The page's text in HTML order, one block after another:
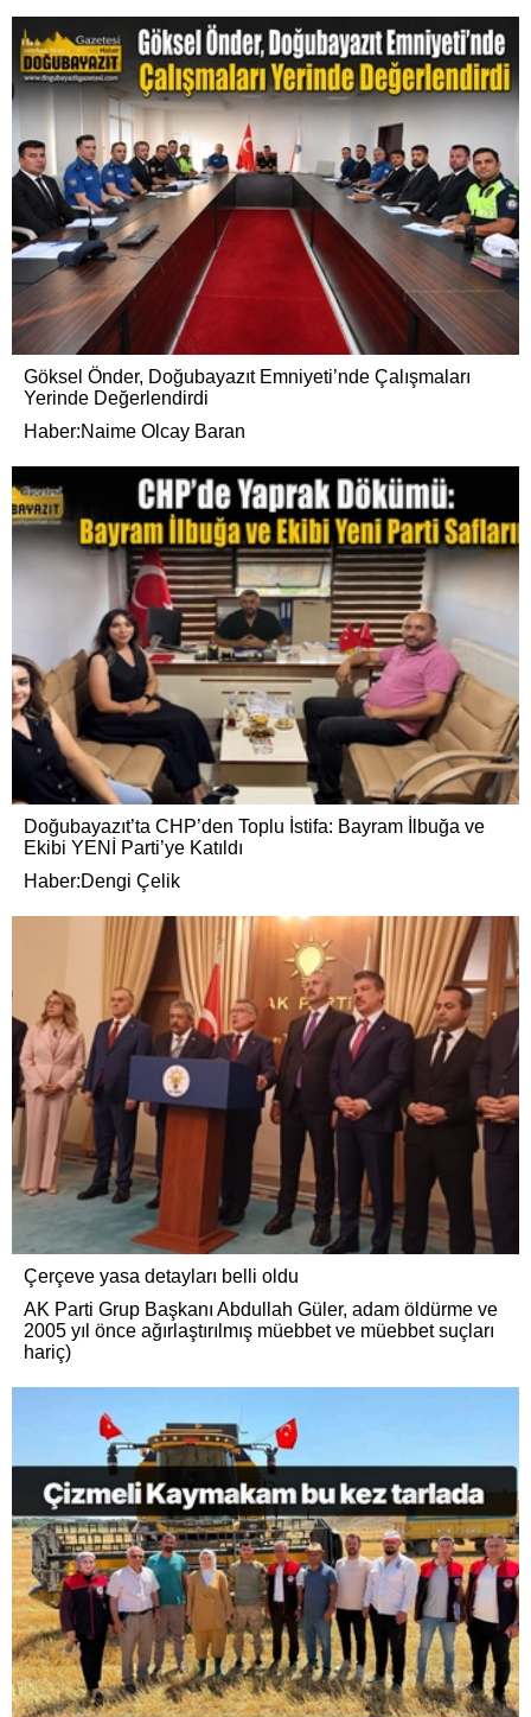
Göksel Önder, Doğubayazıt Emniyeti’nde Çalışmaları
Yerinde Değerlendirdi
Haber:Naime Olcay Baran
Doğubayazıt’ta CHP’den Toplu İstifa: Bayram İlbuğa ve
Ekibi YENİ Parti’ye Katıldı
Haber:Dengi Çelik
Çerçeve yasa detayları belli oldu
AK Parti Grup Başkanı Abdullah Güler, adam öldürme ve
2005 yıl önce ağırlaştırılmış müebbet ve müebbet suçları
hariç)